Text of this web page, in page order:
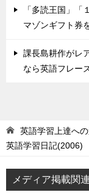
「多読王国」
マゾンギフト券
課長島耕作がレ
なら英語フレー
英語学習上達へ
英語学習日記(2006)
メディア掲載関連